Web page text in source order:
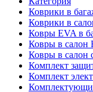
Коврики в
Коврики в
Ковры EVA в
Ковры в салон
Ковры в салон
Комплект
Комплект